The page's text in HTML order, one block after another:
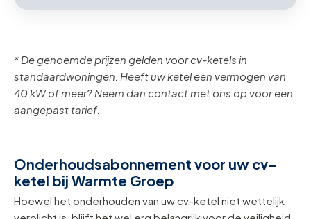
* De genoemde prijzen gelden voor cv-ketels in
standaardwoningen. Heeft uw ketel een vermogen van
40 kW of meer? Neem dan contact met ons op voor een
aangepast tarief.
Onderhoudsabonnement voor uw cv-
ketel bij Warmte Groep
Hoewel het onderhouden van uw cv-ketel niet wettelijk